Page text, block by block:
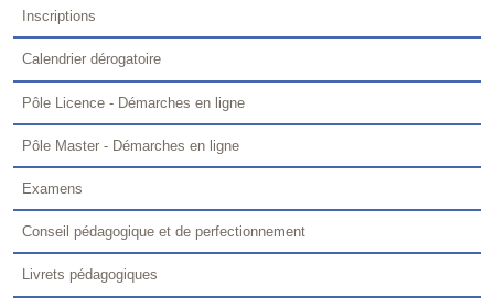
Inscriptions
Calendrier dérogatoire
Pôle Licence - Démarches en ligne
Pôle Master - Démarches en ligne
Examens
Conseil pédagogique et de perfectionnement
Livrets pédagogiques